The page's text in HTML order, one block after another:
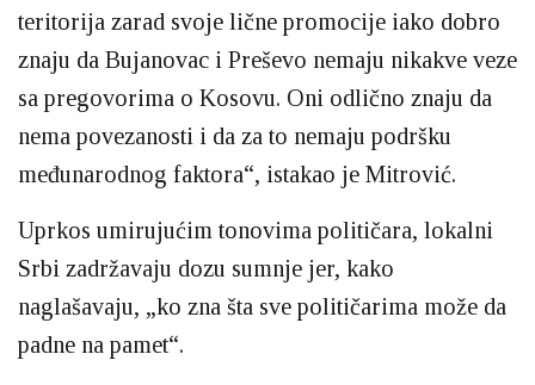
teritorija zarad svoje lične promocije iako dobro
znaju da Bujanovac i Preševo nemaju nikakve veze
sa pregovorima o Kosovu. Oni odlično znaju da
nema povezanosti i da za to nemaju podršku
međunarodnog faktora“, istakao je Mitrović.
Uprkos umirujućim tonovima političara, lokalni
Srbi zadržavaju dozu sumnje jer, kako
naglašavaju, „ko zna šta sve političarima može da
padne na pamet“.